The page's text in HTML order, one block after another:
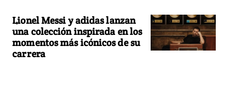
Lionel Messi y adidas lanzan
una colección inspirada en los
momentos más icónicos de su
carrera